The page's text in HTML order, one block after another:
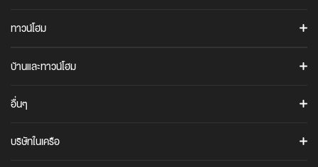
อนันดา เมมเบอร์คลับ
ภาพยนตร์โฆษณาบริษัท
ร่วมงานกับอนันดา
IDEO Q
ไอดีโอ คิว สุขุมวิท 36
CULTURE THONGLOR
คอนโดพระราม 9
ANANN VILLAS
URBANIO
ARTALE
อาร์เทล อโศก-พระราม 9
ทาวน์โฮม
เออร์บานิโอ เมซ วิภาวดี-แจ้งวัฒนะ
UNIO TOWN
ยูนิโอ ทาวน์ สุขสวัสดิ์ 30
บ้านและทาวน์โฮม
ทาวน์โฮมพร้อมอยู่
บ้านพร้อมอยู่
อื่นๆ
คำถามที่พบบ่อย
บริษัทในเครือ